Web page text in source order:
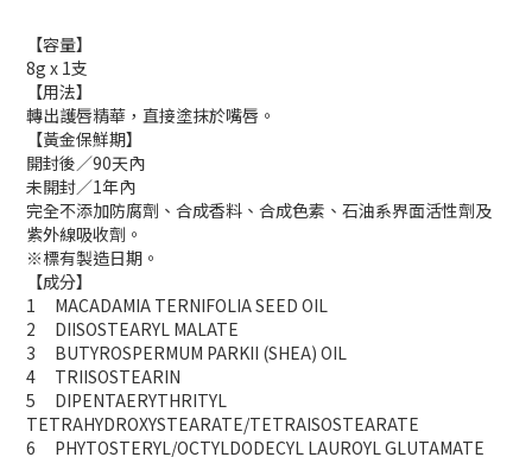
【容量】
8g x 1支
【用法】
轉出護唇精華，直接塗抹於嘴唇。
【黃金保鮮期】
開封後／90天內
未開封／1年內
完全不添加防腐劑、合成香料、合成色素、石油系界面活性劑及
紫外線吸收劑。
※標有製造日期。
【成分】
1
MACADAMIA TERNIFOLIA SEED OIL
2
DIISOSTEARYL MALATE
3
BUTYROSPERMUM PARKII (SHEA) OIL
4
TRIISOSTEARIN
5
DIPENTAERYTHRITYL
TETRAHYDROXYSTEARATE/TETRAISOSTEARATE
6
PHYTOSTERYL/OCTYLDODECYL LAUROYL GLUTAMATE